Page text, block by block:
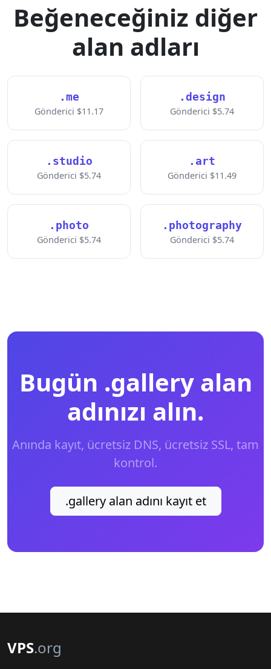
Beğeneceğiniz diğer
alan adları
.me
Gönderici $11.17
.design
Gönderici $5.74
.studio
Gönderici $5.74
.art
Gönderici $11.49
.photo
Gönderici $5.74
.photography
Gönderici $5.74
Bugün .gallery alan
adınızı alın.
Anında kayıt, ücretsiz DNS, ücretsiz SSL, tam
kontrol.
.gallery alan adını kayıt et
VPS.org